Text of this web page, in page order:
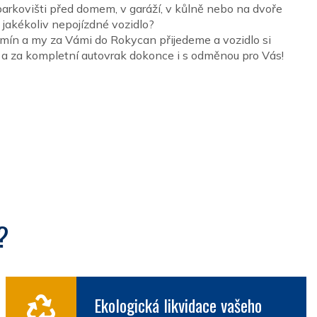
před domem, v garáží, v kůlně nebo na dvoře
nepojízdné vozidlo?
a my za Vámi do Rokycan přijedeme a vozidlo si
za kompletní autovrak dokonce i s odměnou pro Vás!
Ekologická likvidace vašeho